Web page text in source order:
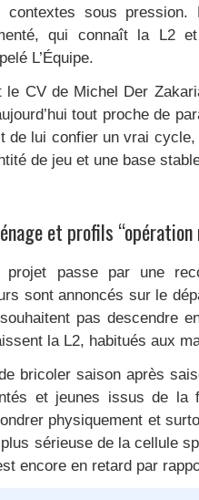
contextes sous
qui connaît la L2
L’Équipe.
le CV de Michel Der
tout proche de
de lui confier un vrai
de jeu et une base
et profils “opération
projet passe par une
sont annoncés sur le
pas descendre
la L2, habitués aux
de bricoler saison après
et jeunes issus de la
physiquement et
sérieuse de la cellule
encore en retard par